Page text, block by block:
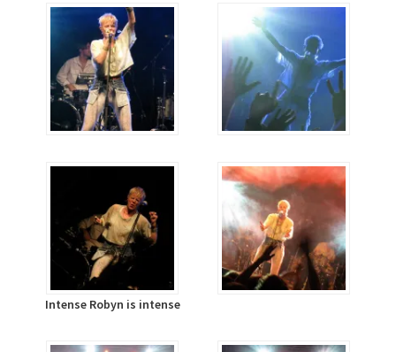
Intense Robyn is intense